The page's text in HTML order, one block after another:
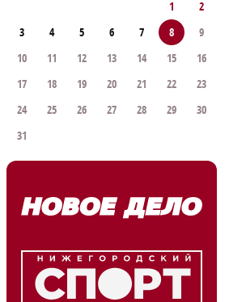
1
2
3
4 5 6 7 8
9
10
11 12 13 14 15
16
17
18 19 20 21 22
23
24
25 26 27 28 29
30
31